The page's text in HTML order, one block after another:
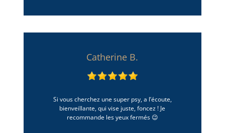
Catherine B.
Si vous cherchez une super psy, a l’écoute,
bienveillante, qui vise juste, foncez ! Je
recommande les yeux fermés 😉